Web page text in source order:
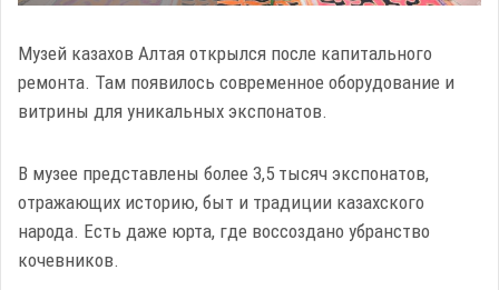
Музей казахов Алтая открылся после капитального
ремонта. Там появилось современное оборудование и
витрины для уникальных экспонатов.
В музее представлены более 3,5 тысяч экспонатов,
отражающих историю, быт и традиции казахского
народа. Есть даже юрта, где воссоздано убранство
кочевников.